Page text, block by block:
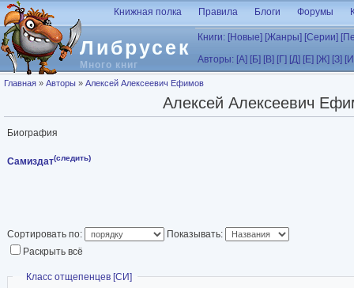
Перейти к основному содержанию
Либрусек
Много книг
Книжная полка Правила Блоги Форумы
Книги: [Новые] [Жанры] [Серии]
Авторы: [А] [Б] [В] [Г] [Д] [Е] [Ж] [З]
Вы здесь
Главная » Авторы » Алексей Алексеевич Ефимов
Алексей Алексеевич
Биография
Самиздат(следить)
Сортировать по:
Показывать:
Раскрыть всё
Скрыть
Класс отщепенцев [СИ]